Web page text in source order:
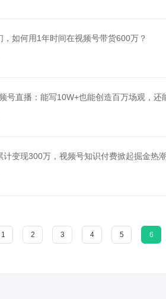
如何用1年时间在视频号带货600万？
号直播：能写10W+也能创造百万场观，还
计变现300万，视频号知识付费掀起掘金热
1 2 3 4 5 6